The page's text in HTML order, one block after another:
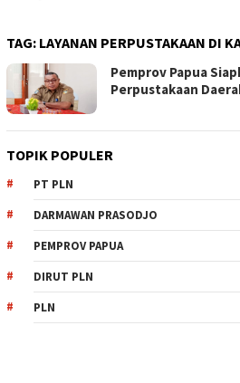
TAG: LAYANAN PERPUSTAKAAN DI
Pemprov Papua
Perpustakaan
TOPIK POPULER
PT PLN
DARMAWAN PRASODJO
PEMPROV PAPUA
DIRUT PLN
PLN